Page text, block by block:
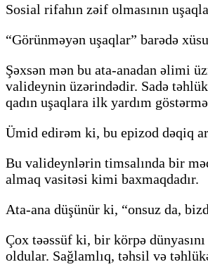
Sosial rifahın zəif olmasının
“Görünməyən uşaqlar” barədə
Şəxsən mən bu ata-anadan əlimi
valideynin üzərindədir. Sadə
qadın uşaqlara ilk yardım
Ümid edirəm ki, bu epizod dəqiq
Bu valideynlərin timsalında bir
almaq vasitəsi kimi baxmaqdadır.
Ata-ana düşünür ki, “onsuz da,
Çox təəssüf ki, bir körpə
oldular. Sağlamlıq, təhsil və